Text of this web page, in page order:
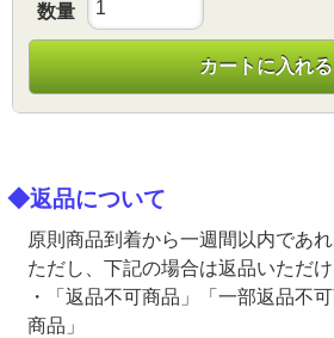
数量
カートに入れる
◆返品について
原則商品到着から一週間以内であれ
ただし、下記の場合は返品いただけ
・「返品不可商品」「一部返品不
商品」